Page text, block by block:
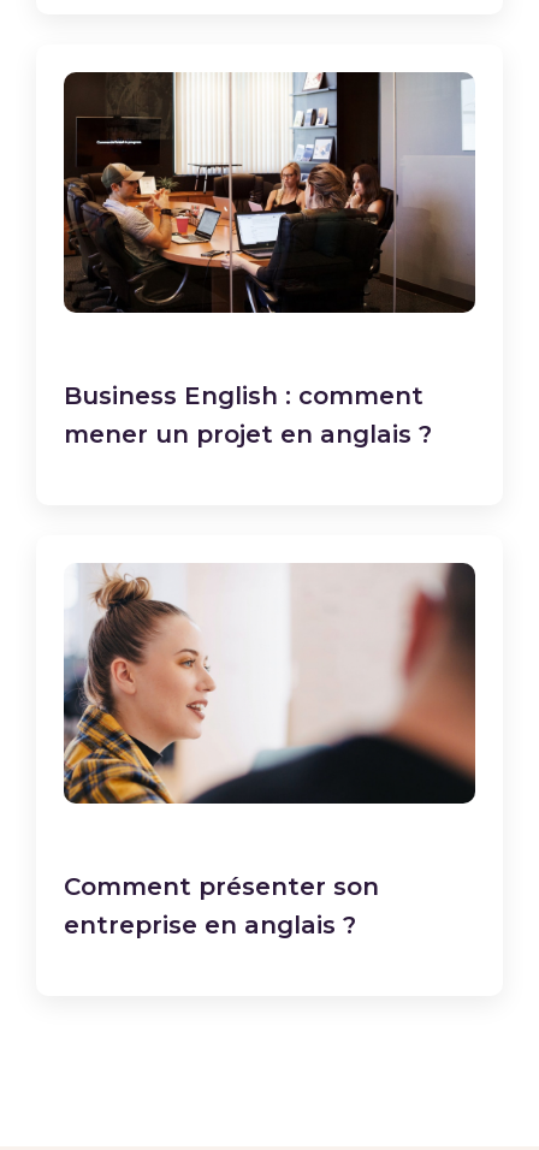
Business English : comment
mener un projet en anglais ?
Comment présenter son
entreprise en anglais ?